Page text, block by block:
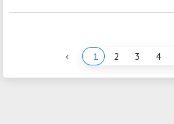
‹ 1 2 3 4